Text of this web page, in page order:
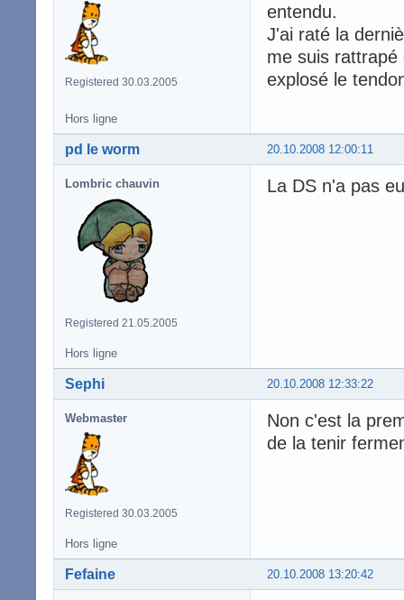
Registered 30.03.2005
entendu.
J'ai raté la
me suis rattrapé
explosé le
Hors ligne
20.10.2008 12:00:11
pd le worm
Lombric chauvin
Registered 21.05.2005
La DS n'a pas
Hors ligne
20.10.2008 12:33:22
Sephi
Webmaster
Registered 30.03.2005
Non c'est la
de la tenir
Hors ligne
20.10.2008 13:20:42
Fefaine